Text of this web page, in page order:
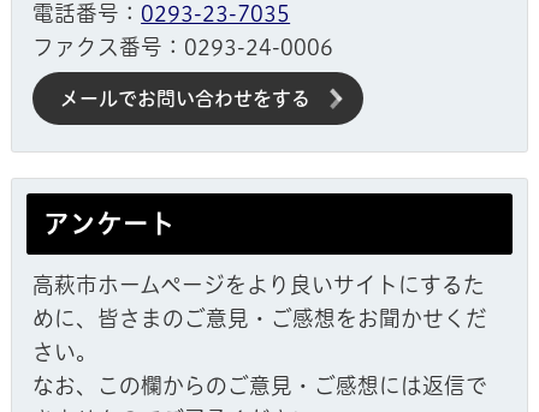
電話番号： 0293-23-7035
ファクス番号：0293-24-0006
メールでお問い合わせをする
アンケート
高萩市ホームページをより良いサイトにするた
めに、皆さまのご意見・ご感想をお聞かせくだ
さい。
なお、この欄からのご意見・ご感想には返信で